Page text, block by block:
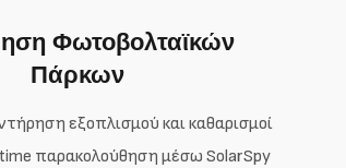
Φωτοβολταϊκών
Πάρκων
εξοπλισμού και καθαρισμοί
παρακολούθηση μέσω SolarSpy